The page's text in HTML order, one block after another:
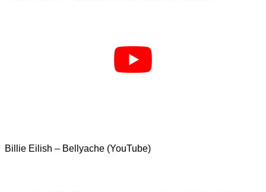
Billie Eilish – Bellyache (YouTube)